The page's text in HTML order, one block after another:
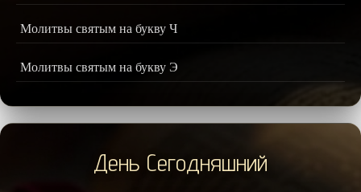
Молитвы святым на букву Ч
Молитвы святым на букву Э
День Сегодняшний